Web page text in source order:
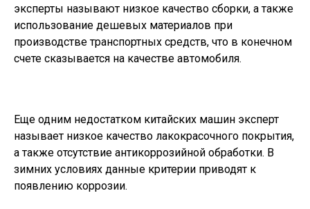
эксперты называют низкое качество сборки, а также
использование дешевых материалов при
производстве транспортных средств, что в конечном
счете сказывается на качестве автомобиля.
Еще одним недостатком китайских машин эксперт
называет низкое качество лакокрасочного покрытия,
а также отсутствие антикоррозийной обработки. В
зимних условиях данные критерии приводят к
появлению коррозии.